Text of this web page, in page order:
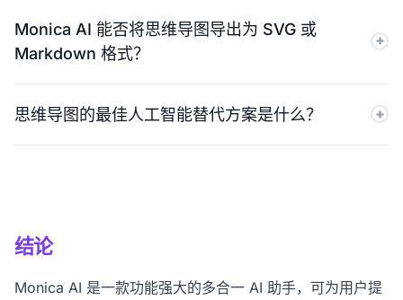
和“AI 关系”等专用 AI 操作。
是其中一项功能。MindMap AI 专为思维导图而设计，提供
针对任意节点的专属 AI 操作、完整的手动创建功能、大纲
视图以及团队工作区功能，这些都是 Monica AI 所不具备
的。
Monica AI 能否将思维导图导出为 SVG 或
Markdown 格式？
支持导出为 SVG、Markdown、CSV、SVG HTML 和
PDF 格式。
思维导图的最佳人工智能替代方案是什么？
结论
Monica AI 是一款功能强大的多合一 AI 助手，可为用户提